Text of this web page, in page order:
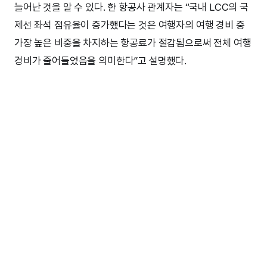
늘어난 것을 알 수 있다. 한 항공사 관계자는 “국내 LCC의 국
제선 좌석 점유율이 증가했다는 것은 여행자의 여행 경비 중
가장 높은 비중을 차지하는 항공료가 절감됨으로써 전체 여행
경비가 줄어들었음을 의미한다”고 설명했다.